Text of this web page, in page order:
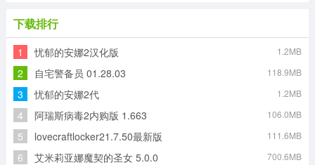
下载排行
1 忧郁的安娜2汉化版 1.2MB
2 自宅警备员 01.28.03 118.9MB
3 忧郁的安娜2代 1.2MB
4 阿瑞斯病毒2内购版 1.663 106.0MB
5 lovecraftlocker21.7.50最新版 111.6MB
6 艾米莉亚娜魔契的圣女 5.0.0 700.6MB